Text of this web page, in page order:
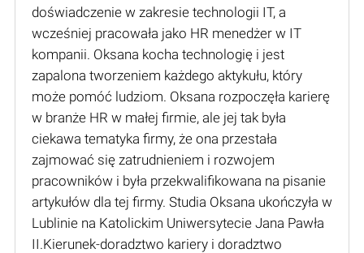
doświadczenie w zakresie technologii IT, a
wcześniej pracowała jako HR menedżer w IT
kompanii. Oksana kocha technologię i jest
zapalona tworzeniem każdego aktykułu, który
może pomóć ludziom. Oksana rozpoczęła karierę
w branże HR w małej firmie, ale jej tak była
ciekawa tematyka firmy, że ona przestała
zajmować się zatrudnieniem i rozwojem
pracowników i była przekwalifikowana na pisanie
artykułów dla tej firmy. Studia Oksana ukończyła w
Lublinie na Katolickim Uniwersytecie Jana Pawła
II.Kierunek-doradztwo kariery i doradztwo